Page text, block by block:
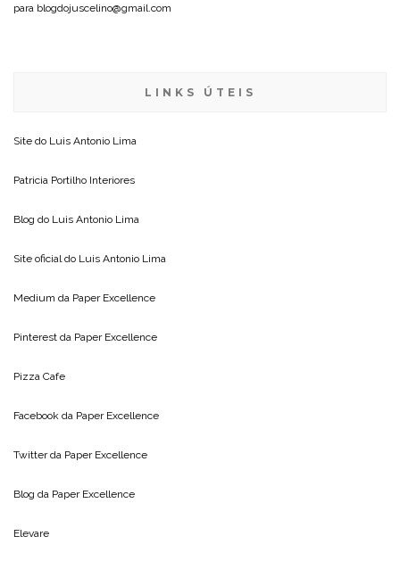
para blogdojuscelino@gmail.com
LINKS ÚTEIS
Site do Luis Antonio Lima
Patricia Portilho Interiores
Blog do Luis Antonio Lima
Site oficial do Luis Antonio Lima
Medium da Paper Excellence
Pinterest da Paper Excellence
Pizza Cafe
Facebook da Paper Excellence
Twitter da Paper Excellence
Blog da Paper Excellence
Elevare